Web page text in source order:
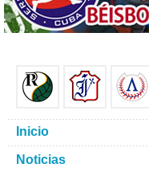
Inicio
Noticias